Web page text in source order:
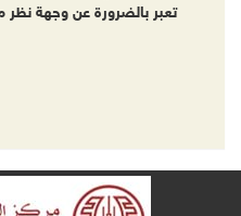
تعبر بالضرورة عن وجهة نظر